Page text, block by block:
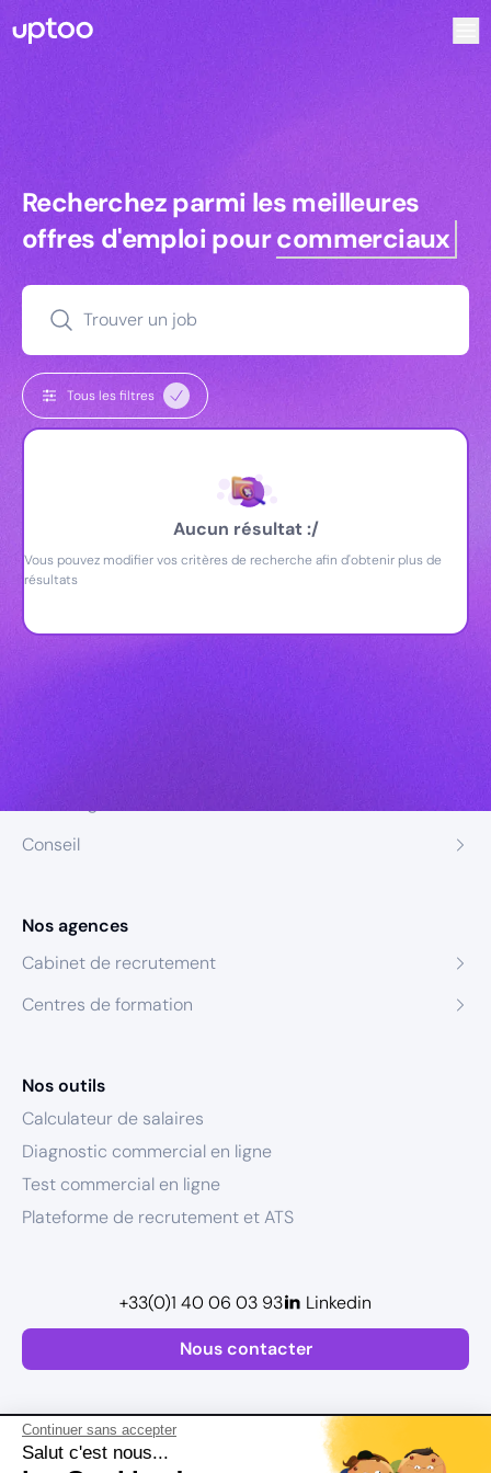
Continuer sans accepter
Salut c'est nous...
Recherchez parmi les meilleures
Recherchez parmi les meilleures
offres d'emploi pourcommerciaux
Trouver un job
Tous les filtres
Aucun résultat :/
Vous pouvez modifier vos critères de recherche afin d'obtenir plus de
résultats
Conseil
Nos agences
Cabinet de recrutement
Centres de formation
Nos outils
Calculateur de salaires
Diagnostic commercial en ligne
Test commercial en ligne
Plateforme de recrutement et ATS
Nous contacter
+33(0)1 40 06 03 93 Linkedin